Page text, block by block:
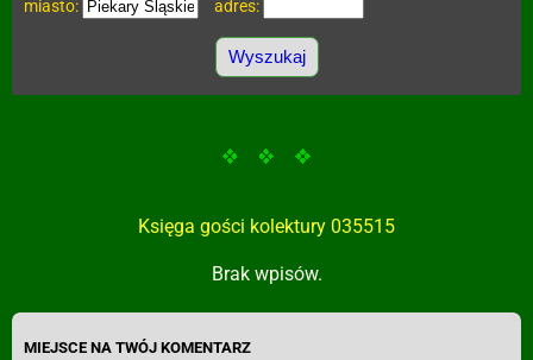
miasto: adres:
Księga gości kolektury 035515
Brak wpisów.
MIEJSCE NA TWÓJ KOMENTARZ